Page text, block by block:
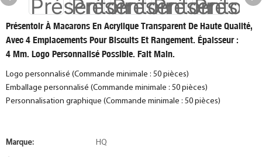
Présentoir À Macarons En Acrylique Transparent De Haute Qualité,
Avec 4 Emplacements Pour Biscuits Et Rangement. Épaisseur :
4 Mm. Logo Personnalisé Possible. Fait Main.
Logo personnalisé (Commande minimale : 50 pièces)
Emballage personnalisé (Commande minimale : 50 pièces)
Personnalisation graphique (Commande minimale : 50 pièces)
Marque: HQ